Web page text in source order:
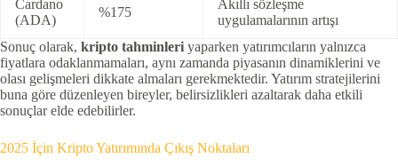
Cardano
(ADA)
%175
Akıllı sözleşme
uygulamalarının artışı
Sonuç olarak, kripto tahminleri yaparken yatırımcıların yalnızca
fiyatlara odaklanmamaları, aynı zamanda piyasanın dinamiklerini ve
olası gelişmeleri dikkate almaları gerekmektedir. Yatırım stratejilerini
buna göre düzenleyen bireyler, belirsizlikleri azaltarak daha etkili
sonuçlar elde edebilirler.
2025 İçin Kripto Yatırımında Çıkış Noktaları